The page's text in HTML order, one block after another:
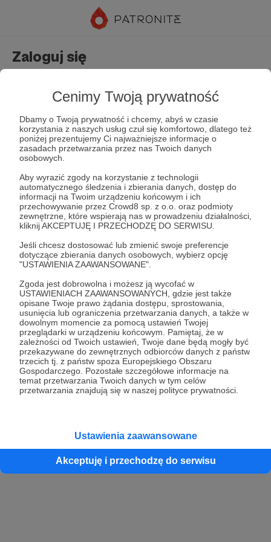
Cenimy Twoją prywatność
Dbamy o Twoją prywatność i chcemy, abyś w czasie
korzystania z naszych usług czuł się komfortowo, dlatego też
poniżej prezentujemy Ci najważniejsze informacje o
zasadach przetwarzania przez nas Twoich danych
osobowych.
Aby wyrazić zgody na korzystanie z technologii
automatycznego śledzenia i zbierania danych, dostęp do
informacji na Twoim urządzeniu końcowym i ich
przechowywanie przez Crowd8 sp. z o.o. oraz podmioty
zewnętrzne, które wspierają nas w prowadzeniu działalności,
kliknij AKCEPTUJĘ I PRZECHODZĘ DO SERWISU.
Jeśli chcesz dostosować lub zmienić swoje preferencje
dotyczące zbierania danych osobowych, wybierz opcję
"USTAWIENIA ZAAWANSOWANE".
Zgoda jest dobrowolna i możesz ją wycofać w
USTAWIENIACH ZAAWANSOWANYCH, gdzie jest także
opisane Twoje prawo żądania dostępu, sprostowania,
usunięcia lub ograniczenia przetwarzania danych, a także w
dowolnym momencie za pomocą ustawień Twojej
przeglądarki w urządzeniu końcowym. Pamiętaj, że w
zależności od Twoich ustawień, Twoje dane będą mogły być
przekazywane do zewnętrznych odbiorców danych z państw
trzecich tj. z państw spoza Europejskiego Obszaru
Gospodarczego. Pozostałe szczegółowe informacje na
temat przetwarzania Twoich danych w tym celów
przetwarzania znajdują się w naszej polityce prywatności.
Ustawienia zaawansowane
Akceptuję i przechodzę do serwisu
Zaloguj się
Zapamiętaj mnie Zapomniałeś hasła?
Zaloguj
lub
Kontynuuj z Google
Kontynuuj z Facebook
Kontynuuj z Apple
konta przez osobę niepełnoletnią” dostępny w regulaminie Patronite.pl